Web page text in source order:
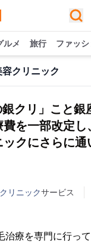
ルメ 旅行 ファッ
クリニック
銀クリ」こと銀
を一部改定
クにさらに通
リニックサービス
療を専門に行っ